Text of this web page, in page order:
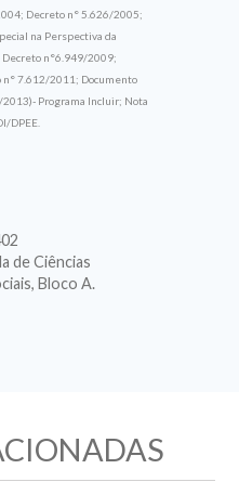
Decreto n° 5.626/2005;
na Perspectiva da
Decreto n°6.949/2009;
7.612/2011; Documento
Programa Incluir; Nota
DPEE.
de Ciências
Bloco A.